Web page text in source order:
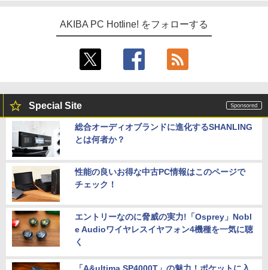
AKIBA PC Hotline! をフォローする
Special Site
総合オーディオブランドに進化するSHANLING
とは何者か？
性能の良いお得な中古PC情報はこのページで
チェック！
エントリーなのに脅威の実力!「Osprey」Nobl
e Audioワイヤレスイヤフォン4機種を一気に聴
く